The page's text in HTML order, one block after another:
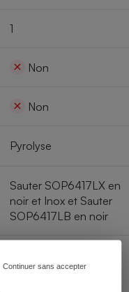
Continuer sans accepter
1
Non
Non
Pyrolyse
Sauter SOP6417LX en
noir et Inox et Sauter
SOP6417LB en noir
France